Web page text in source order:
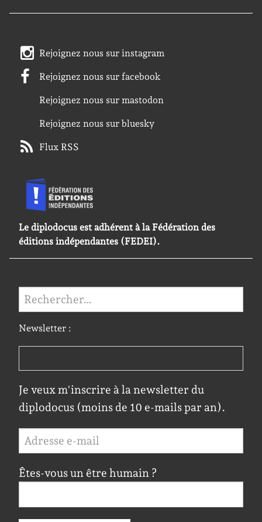
Rejoignez nous sur instagram
Rejoignez nous sur facebook
Rejoignez nous sur mastodon
Rejoignez nous sur bluesky
Flux RSS
Le diplodocus est adhérent à la Fédération des
éditions indépendantes (FEDEI).
Rechercher :
Newsletter :
Je veux m'inscrire à la newsletter du
diplodocus (moins de 10 e-mails par an).
Êtes-vous un être humain ?